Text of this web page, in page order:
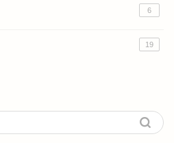
6
19